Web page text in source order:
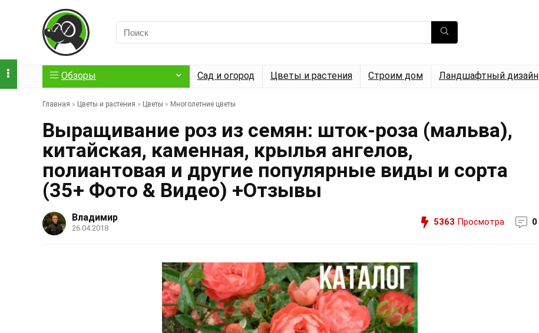
Обзоры Сад и огород Цветы и растения Строим дом Ландшафтный дизайн
Главная » Цветы и растения » Цветы » Многолетние цветы
Выращивание роз из семян: шток-роза (мальва),
китайская, каменная, крылья ангелов,
полиантовая и другие популярные виды и сорта
(35+ Фото & Видео) +Отзывы
Владимир
26.04.2018
5363 Просмотра 0